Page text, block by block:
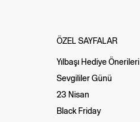
ÖZEL SAYFALAR
Yılbaşı Hediye Önerileri
Sevgililer Günü
23 Nisan
Black Friday